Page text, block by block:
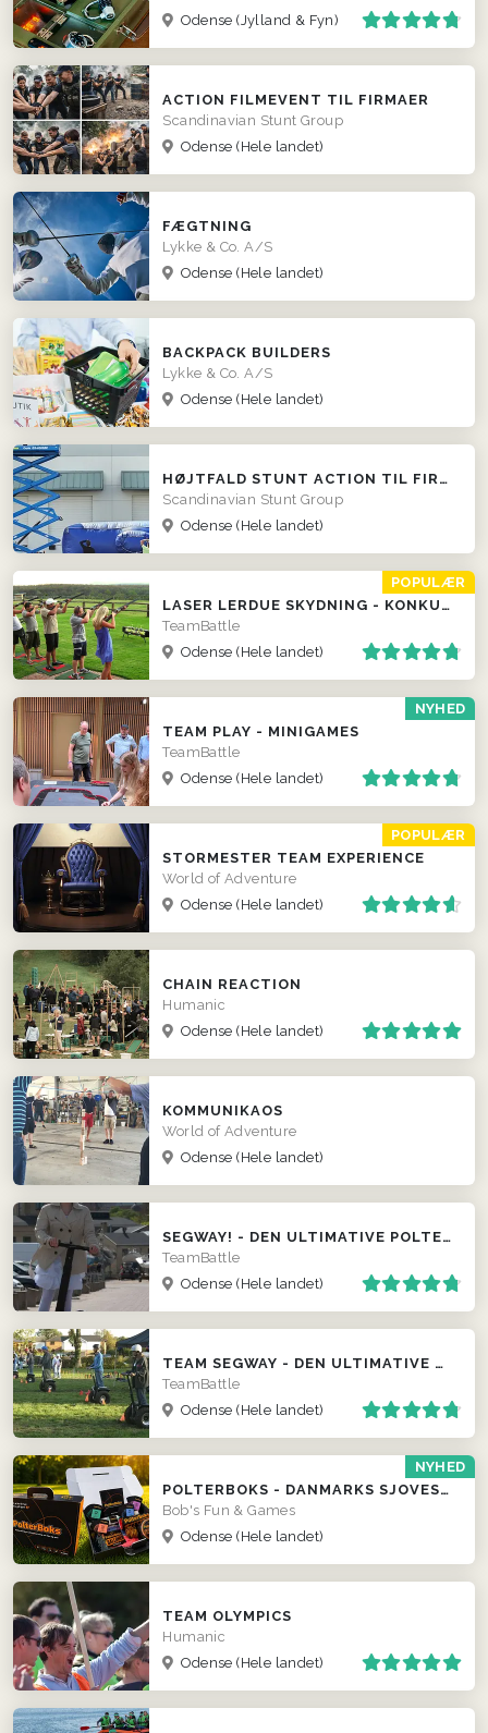
Odense(Jylland & Fyn)
ACTION FILMEVENT TIL FIRMAER
Scandinavian Stunt Group
Odense(Hele landet)
FÆGTNING
Lykke & Co. A/S
Odense(Hele landet)
BACKPACK BUILDERS
Lykke & Co. A/S
Odense(Hele landet)
HØJTFALD STUNT ACTION TIL FIRMAER
Scandinavian Stunt Group
Odense(Hele landet)
POPULÆR
LASER LERDUE SKYDNING - KONKURRENCER LOKALT HOS JER!
TeamBattle
Odense(Hele landet)
NYHED
TEAM PLAY - MINIGAMES
TeamBattle
Odense(Hele landet)
POPULÆR
STORMESTER TEAM EXPERIENCE
World of Adventure
Odense(Hele landet)
CHAIN REACTION
Humanic
Odense(Hele landet)
KOMMUNIKAOS
World of Adventure
Odense(Hele landet)
SEGWAY! - DEN ULTIMATIVE POLTERABEND EVENT
TeamBattle
Odense(Hele landet)
TEAM SEGWAY - DEN ULTIMATIVE TEAM EVENT ...
TeamBattle
Odense(Hele landet)
NYHED
POLTERBOKS - DANMARKS SJOVESTE POLTERABEND
Bob's Fun & Games
Odense(Hele landet)
TEAM OLYMPICS
Humanic
Odense(Hele landet)